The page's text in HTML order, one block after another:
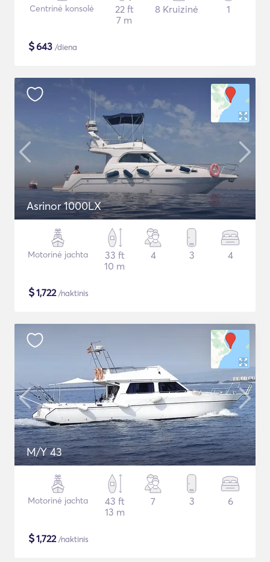
Centrinė konsolė
22 ft
7 m
8 Kruizinė 1
$643 /diena
Asrinor 1000LX
Motorinė jachta
33 ft
10 m
4 3 4
$1,722/naktinis
M/Y 43
Motorinė jachta
43 ft
13 m
7 3 6
$1,722/naktinis